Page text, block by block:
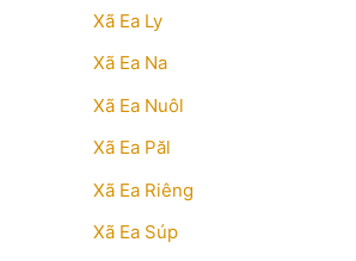
Xã Ea Ly
Xã Ea Na
Xã Ea Nuôl
Xã Ea Păl
Xã Ea Riêng
Xã Ea Súp